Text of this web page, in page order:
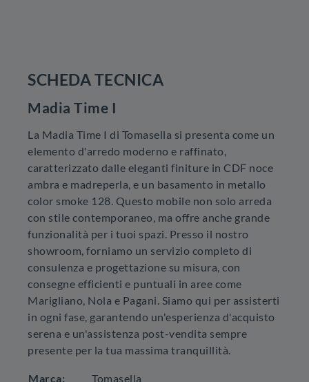
SCHEDA TECNICA
Madia Time I
La Madia Time I di Tomasella si presenta come un
elemento d'arredo moderno e raffinato,
caratterizzato dalle eleganti finiture in CDF noce
ambra e madreperla, e un basamento in metallo
color smoke 128. Questo mobile non solo arreda
con stile contemporaneo, ma offre anche grande
funzionalità per i tuoi spazi. Presso il nostro
showroom, forniamo un servizio completo di
consulenza e progettazione su misura, con
consegne efficienti e puntuali in aree come
Marigliano, Nola e Pagani. Siamo qui per assisterti
in ogni fase, garantendo un'esperienza d'acquisto
serena e un'assistenza post-vendita sempre
presente per la tua massima tranquillità.
Marca: Tomasella